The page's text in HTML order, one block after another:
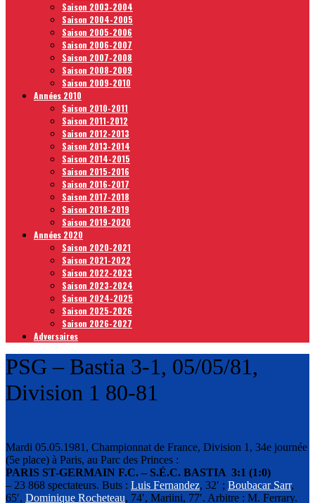
Saison 2003-2004
Saison 2004-2005
Saison 2005-2006
Saison 2006-2007
Saison 2007-2008
Saison 2008-2009
Saison 2009-2010
Années 2010
Saison 2010-2011
Saison 2011-2012
Saison 2012-2013
Saison 2013-2014
Saison 2014-2015
Saison 2015-2016
Saison 2016-2017
Saison 2017-2018
Saison 2018-2019
Saison 2019-2020
Années 2020
Saison 2020-2021
Saison 2021-2022
Saison 2022-2023
Saison 2023-2024
Saison 2024-2025
Saison 2025-2026
Saison 2026-2027
Adversaires
PSG – Bastia 3-1, 05/05/81,
Division 1 80-81
Mardi 05.05.1981, Championnat de France, Division 1, 34e journée
(5e place) à Paris, au Parc des Princes :
PARIS ST-GERMAIN F.C. – S.É.C. BASTIA 3:1 (1:0)
– 23 868 spectateurs. Buts : Luis Fernandez, 32′ ; Boubacar Sarr,
65′, Dominique Rocheteau, 74′, Mariini, 77′. Arbitre : M. Ferrary.